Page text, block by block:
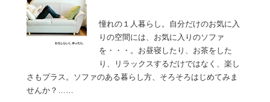
憧れの１人暮らし。自分だけのお気に入
りの空間には、お気に入りのソファ
を・・・。お昼寝したり、お茶をした
り、リラックスするだけではなく、楽し
さもプラス。ソファのある暮らし方、そろそろはじめてみま
せんか？……